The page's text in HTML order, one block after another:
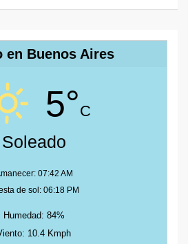
en Buenos Aires
5°C
Soleado
07:42 AM
de sol: 06:18 PM
Humedad: 84%
10.4 Kmph